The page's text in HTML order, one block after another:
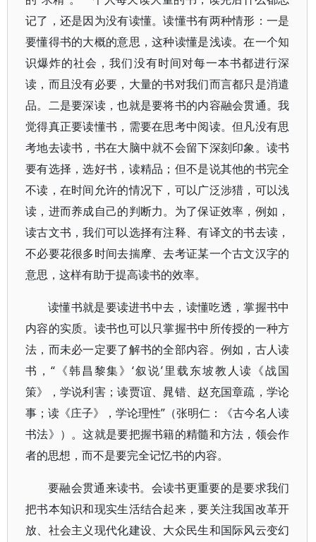
记了，还是因为没有读懂。读懂书有两种情形：一是
要懂得书的大概的意思，这种读懂是浅读。在一个知
识爆炸的社会，我们没有时间对每一本书都进行深
读，而且没有必要，大量的书对我们而言都只是消遣
品。二是要深读，也就是要将书的内容融会贯通。我
觉得真正要读懂书，需要在思考中阅读。但凡没有思
考地去读书，书在大脑中就不会留下深刻印象。读书
要有选择，选好书，读精品；但不是说其他的书完全
不读，在时间允许的情况下，可以广泛涉猎，可以浅
读，进而养成自己的判断力。为了保证效率，例如，
读古文书，我们可以选择有注释、有译文的书去读，
不必要花很多时间去揣摩、去考证某一个古文汉字的
意思，这样有助于提高读书的效率。
读懂书就是要读进书中去，读懂吃透，掌握书中
内容的实质。读书也可以只掌握书中所传授的一种方
法，而未必一定要了解书的全部内容。例如，古人读
书，“《韩昌黎集》‘叙说’里载东坡教人读《战国
策》，学说利害；读贾谊、晁错、赵充国章疏，学论
事；读《庄子》，学论理性”（张明仁：《古今名人读
书法》）。这就是要把握书籍的精髓和方法，领会作
者的思想，而不是要完全记忆书的内容。
要融会贯通来读书。会读书更重要的是要求我们
把书本知识和现实生活结合起来，要关注我国改革开
放、社会主义现代化建设、大众民生和国际风云变幻